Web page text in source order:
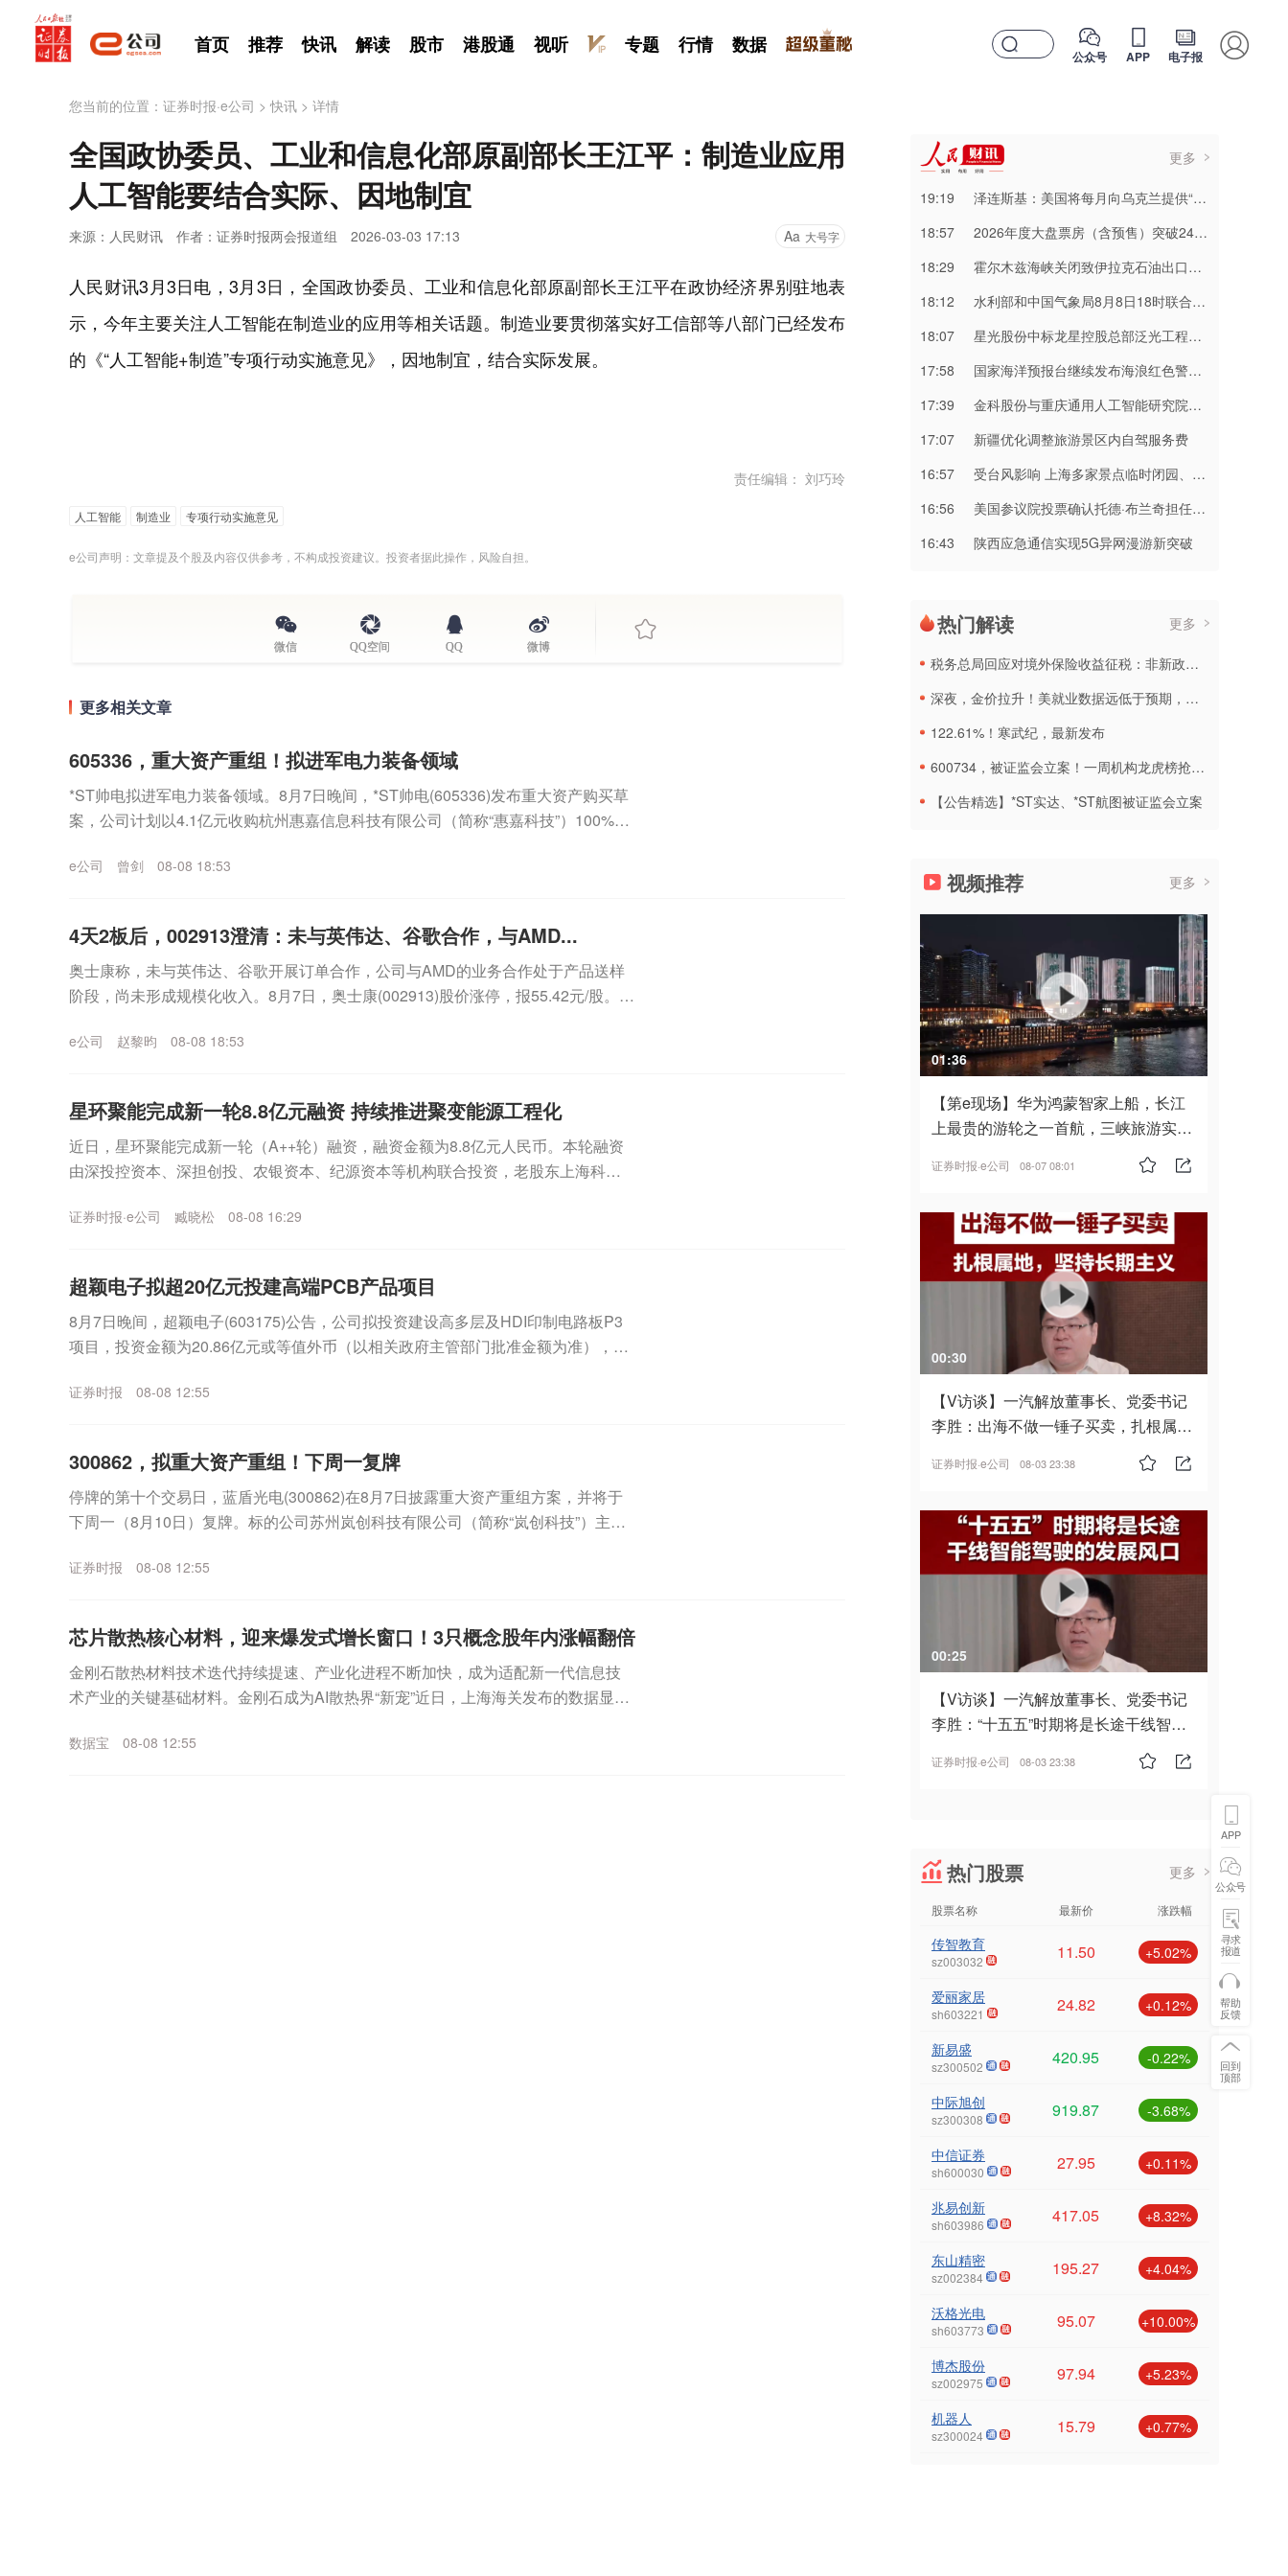
首页 推荐 快讯 解读 股市 港股通 视听 专题 行情 数据 公众号 APP 电子报
您当前的位置： 证券时报·e公司 >快讯 > 详情
全国政协委员、工业和信息化部原副部长王江平：制造业应用
人工智能要结合实际、因地制宜
来源：人民财讯 作者：证券时报两会报道组 2026-03-03 17:13 Aa 大号字
人民财讯3月3日电，3月3日，全国政协委员、工业和信息化部原副部长王江平在政协经济界别驻地表
示，今年主要关注人工智能在制造业的应用等相关话题。制造业要贯彻落实好工信部等八部门已经发布
的《“人工智能+制造”专项行动实施意见》，因地制宜，结合实际发展。
责任编辑： 刘巧玲
人工智能 制造业 专项行动实施意见
e公司声明：文章提及个股及内容仅供参考，不构成投资建议。投资者据此操作，风险自担。
微信 QQ空间 QQ 微博
更多相关文章
605336，重大资产重组！拟进军电力装备领域
*ST帅电拟进军电力装备领域。8月7日晚间，*ST帅电(605336)发布重大资产购买草
案，公司计划以4.1亿元收购杭州惠嘉信息科技有限公司（简称“惠嘉科技”）100%股
e公司 曾剑 08-08 18:53
4天2板后，002913澄清：未与英伟达、谷歌合作，与AMD...
奥士康称，未与英伟达、谷歌开展订单合作，公司与AMD的业务合作处于产品送样
阶段，尚未形成规模化收入。8月7日，奥士康(002913)股价涨停，报55.42元/股。近
e公司 赵黎昀 08-08 18:53
星环聚能完成新一轮8.8亿元融资 持续推进聚变能源工程化
近日，星环聚能完成新一轮（A++轮）融资，融资金额为8.8亿元人民币。本轮融资
由深投控资本、深担创投、农银资本、纪源资本等机构联合投资，老股东上海科创
证券时报·e公司 臧晓松 08-08 16:29
超颖电子拟超20亿元投建高端PCB产品项目
8月7日晚间，超颖电子(603175)公告，公司拟投资建设高多层及HDI印制电路板P3
项目，投资金额为20.86亿元或等值外币（以相关政府主管部门批准金额为准），资
证券时报 08-08 12:55
300862，拟重大资产重组！下周一复牌
停牌的第十个交易日，蓝盾光电(300862)在8月7日披露重大资产重组方案，并将于
下周一（8月10日）复牌。标的公司苏州岚创科技有限公司（简称“岚创科技”）主要
证券时报 08-08 12:55
芯片散热核心材料，迎来爆发式增长窗口！3只概念股年内涨幅翻倍
金刚石散热材料技术迭代持续提速、产业化进程不断加快，成为适配新一代信息技
术产业的关键基础材料。金刚石成为AI散热界“新宠”近日，上海海关发布的数据显
数据宝 08-08 12:55
更多
19:19
泽连斯基：美国将每月向乌克兰提供“爱国者”拦截导弹
18:57
2026年度大盘票房（含预售）突破240亿元
18:29
霍尔木兹海峡关闭致伊拉克石油出口骤降75%
18:12
水利部和中国气象局8月8日18时联合发布红色山洪灾害气象预警
18:07
星光股份中标龙星控股总部泛光工程项目
17:58
国家海洋预报台继续发布海浪红色警报 注意防范
17:39
金科股份与重庆通用人工智能研究院达成合作
17:07
新疆优化调整旅游景区内自驾服务费
16:57
受台风影响 上海多家景点临时闭园、调整运营时间
16:56
美国参议院投票确认托德·布兰奇担任司法部长
16:43
陕西应急通信实现5G异网漫游新突破
热门解读 更多
税务总局回应对境外保险收益征税：非新政策，无需过度解读
深夜，金价拉升！美就业数据远低于预期，加息或生变
122.61%！寒武纪，最新发布
600734，被证监会立案！一周机构龙虎榜抢筹名单出炉
【公告精选】*ST实达、*ST航图被证监会立案
视频推荐 更多
01:36
【第e现场】华为鸿蒙智家上船，长江
上最贵的游轮之一首航，三峡旅游实
证券时报·e公司 08-07 08:01
00:30
【V访谈】一汽解放董事长、党委书记
李胜：出海不做一锤子买卖，扎根属
证券时报·e公司 08-03 23:38
00:25
【V访谈】一汽解放董事长、党委书记
李胜：“十五五”时期将是长途干线智能
证券时报·e公司 08-03 23:38
热门股票 更多
股票名称 最新价 涨跌幅
传智教育
sz003032 11.50 +5.02%
爱丽家居
sh603221 24.82 +0.12%
新易盛
sz300502 420.95 -0.22%
中际旭创
sz300308 919.87 -3.68%
中信证券
sh600030 27.95 +0.11%
兆易创新
sh603986 417.05 +8.32%
东山精密
sz002384 195.27 +4.04%
沃格光电
sh603773 95.07 +10.00%
博杰股份
sz002975 97.94 +5.23%
机器人
sz300024 15.79 +0.77%
APP
公众号
寻求
报道
帮助
反馈
回到
顶部